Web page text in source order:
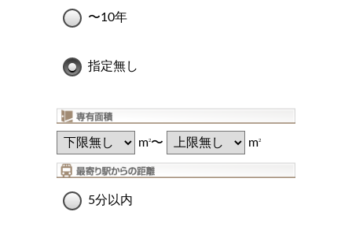
〜10年
指定無し
m2〜 m2
5分以内